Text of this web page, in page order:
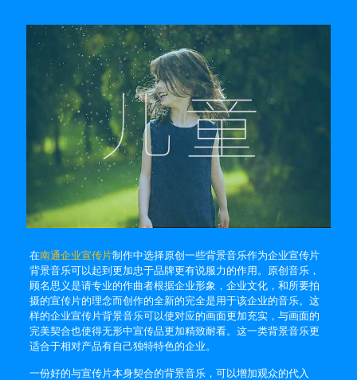
在南通企业宣传片制作中选择原创一些背景音乐作为企业宣传片
背景音乐可以起到更加忠于品牌更有说服力的作用。原创音乐，
顾名思义是请专业的作曲者根据企业形象，企业文化，和所要拍
摄的宣传片的理念而创作的全新的完全是用于该企业的音乐。这
样的企业宣传片背景音乐可以使对应的画面更加充实，与画面的
完美契合也使得无形中宣传品更加精致耐看。这一类背景音乐更
适合于相对产品有自己独特特色的企业。
一份好的与宣传片本身契合的背景音乐，可以增加观众的代入